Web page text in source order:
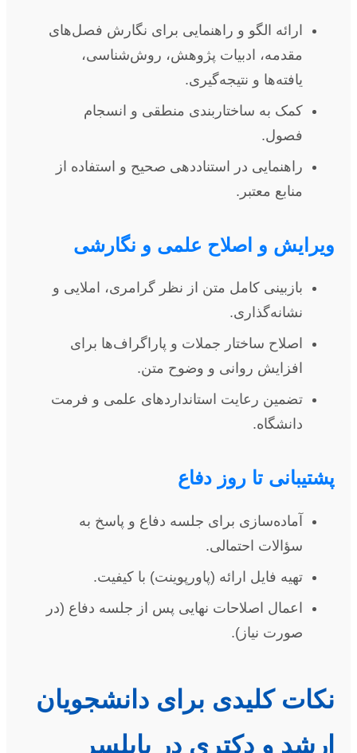
ارائه الگو و راهنمایی برای نگارش فصل‌های
مقدمه، ادبیات پژوهش، روش‌شناسی،
یافته‌ها و نتیجه‌گیری.
کمک به ساختاربندی منطقی و انسجام
فصول.
راهنمایی در استناددهی صحیح و استفاده از
منابع معتبر.
ویرایش و اصلاح علمی و نگارشی
بازبینی کامل متن از نظر گرامری، املایی و
نشانه‌گذاری.
اصلاح ساختار جملات و پاراگراف‌ها برای
افزایش روانی و وضوح متن.
تضمین رعایت استانداردهای علمی و فرمت
دانشگاه.
پشتیبانی تا روز دفاع
آماده‌سازی برای جلسه دفاع و پاسخ به
سؤالات احتمالی.
تهیه فایل ارائه (پاورپوینت) با کیفیت.
اعمال اصلاحات نهایی پس از جلسه دفاع (در
صورت نیاز).
نکات کلیدی برای دانشجویان
ارشد و دکتری در بابلسر